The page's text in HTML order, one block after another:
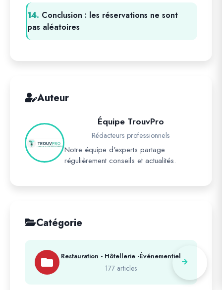
14. Conclusion : les réservations ne sont
pas aléatoires
Auteur
Équipe TrouvPro
Rédacteurs professionnels
Notre équipe d'experts partage
régulièrement conseils et actualités.
Catégorie
Restauration - Hôtellerie -Événementiel
177 articles